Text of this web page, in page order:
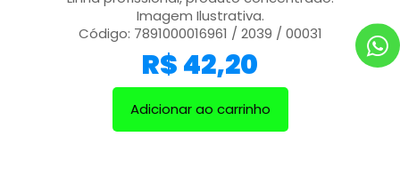
Imagem Ilustrativa.
Código: 7891000016961 / 2039 / 00031
R$42,20
Adicionar ao carrinho